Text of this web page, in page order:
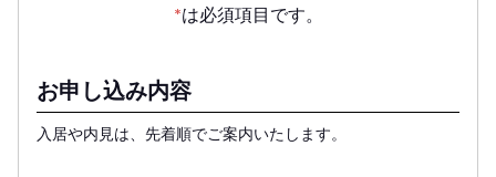
*は必須項目です。
お申し込み内容
入居や内見は、先着順でご案内いたします。